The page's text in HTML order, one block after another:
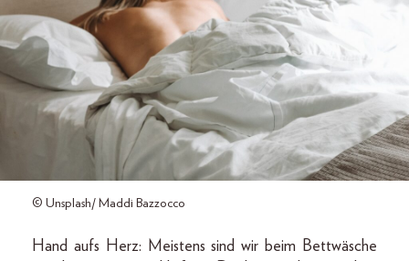
© Unsplash/ Maddi Bazzocco
Hand aufs Herz: Meistens sind wir beim Bettwäsche